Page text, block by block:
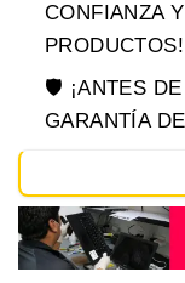
CONFIANZA
PRODUCTOS!
🛡️ ¡ANTES
GARANTÍA